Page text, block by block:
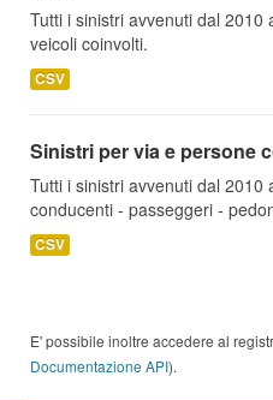
Tutti i sinistri avvenuti dal 2010
veicoli coinvolti.
CSV
Sinistri per via e persone
Tutti i sinistri avvenuti dal 2010
conducenti - passeggeri -
CSV
E' possibile inoltre accedere al
Documentazione API).